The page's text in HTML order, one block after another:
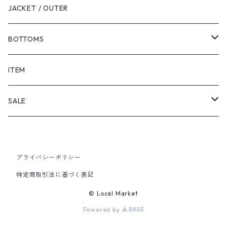
JACKET / OUTER
BOTTOMS
SHORTS
PANTS
ITEM
SALE
PANTS
プライバシーポリシー
特定商取引法に基づく表記
© Local Market
Powered by